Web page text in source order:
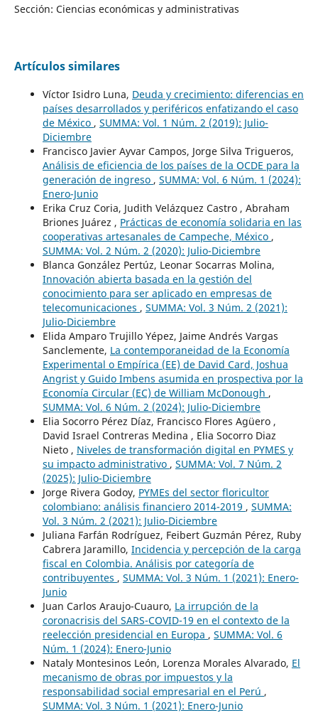
Sección: Ciencias económicas y administrativas
Artículos similares
Víctor Isidro Luna, Deuda y crecimiento: diferencias en
países desarrollados y periféricos enfatizando el caso
de México , SUMMA: Vol. 1 Núm. 2 (2019): Julio-
Diciembre
Francisco Javier Ayvar Campos, Jorge Silva Trigueros,
Análisis de eficiencia de los países de la OCDE para la
generación de ingreso , SUMMA: Vol. 6 Núm. 1 (2024):
Enero-Junio
Erika Cruz Coria, Judith Velázquez Castro , Abraham
Briones Juárez , Prácticas de economía solidaria en las
cooperativas artesanales de Campeche, México ,
SUMMA: Vol. 2 Núm. 2 (2020): Julio-Diciembre
Blanca González Pertúz, Leonar Socarras Molina,
Innovación abierta basada en la gestión del
conocimiento para ser aplicado en empresas de
telecomunicaciones , SUMMA: Vol. 3 Núm. 2 (2021):
Julio-Diciembre
Elida Amparo Trujillo Yépez, Jaime Andrés Vargas
Sanclemente, La contemporaneidad de la Economía
Experimental o Empírica (EE) de David Card, Joshua
Angrist y Guido Imbens asumida en prospectiva por la
Economía Circular (EC) de William McDonough ,
SUMMA: Vol. 6 Núm. 2 (2024): Julio-Diciembre
Elia Socorro Pérez Díaz, Francisco Flores Agüero ,
David Israel Contreras Medina , Elia Socorro Diaz
Nieto , Niveles de transformación digital en PYMES y
su impacto administrativo , SUMMA: Vol. 7 Núm. 2
(2025): Julio-Diciembre
Jorge Rivera Godoy, PYMEs del sector floricultor
colombiano: análisis financiero 2014-2019 , SUMMA:
Vol. 3 Núm. 2 (2021): Julio-Diciembre
Juliana Farfán Rodríguez, Feibert Guzmán Pérez, Ruby
Cabrera Jaramillo, Incidencia y percepción de la carga
fiscal en Colombia. Análisis por categoría de
contribuyentes , SUMMA: Vol. 3 Núm. 1 (2021): Enero-
Junio
Juan Carlos Araujo-Cuauro, La irrupción de la
coronacrisis del SARS-COVID-19 en el contexto de la
reelección presidencial en Europa , SUMMA: Vol. 6
Núm. 1 (2024): Enero-Junio
Nataly Montesinos León, Lorenza Morales Alvarado, El
mecanismo de obras por impuestos y la
responsabilidad social empresarial en el Perú ,
SUMMA: Vol. 3 Núm. 1 (2021): Enero-Junio